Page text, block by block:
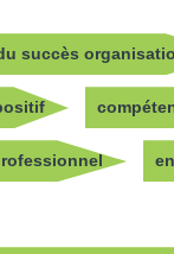
succès